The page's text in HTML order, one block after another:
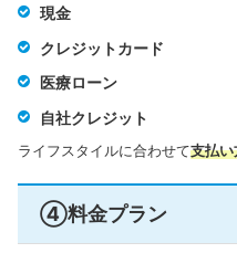
現金
クレジットカード
医療ローン
自社クレジット
ライフスタイルに合わせて支払
④料金プラン